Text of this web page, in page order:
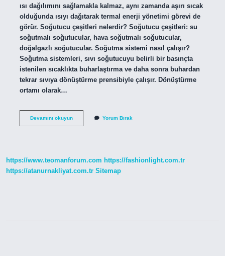
ısı dağılımını sağlamakla kalmaz, aynı zamanda aşırı sıcak
olduğunda ısıyı dağıtarak termal enerji yönetimi görevi de
görür. Soğutucu çeşitleri nelerdir? Soğutucu çeşitleri: su
soğutmalı soğutucular, hava soğutmalı soğutucular,
doğalgazlı soğutucular. Soğutma sistemi nasıl çalışır?
Soğutma sistemleri, sıvı soğutucuyu belirli bir basınçta
istenilen sıcaklıkta buharlaştırma ve daha sonra buhardan
tekrar sıvıya dönüştürme prensibiyle çalışır. Dönüştürme
ortamı olarak…
Devamını okuyunDökümde
Yorum Bırak
https://www.teomanforum.com https://fashionlight.com.tr
https://atanurnakliyat.com.tr Sitemap